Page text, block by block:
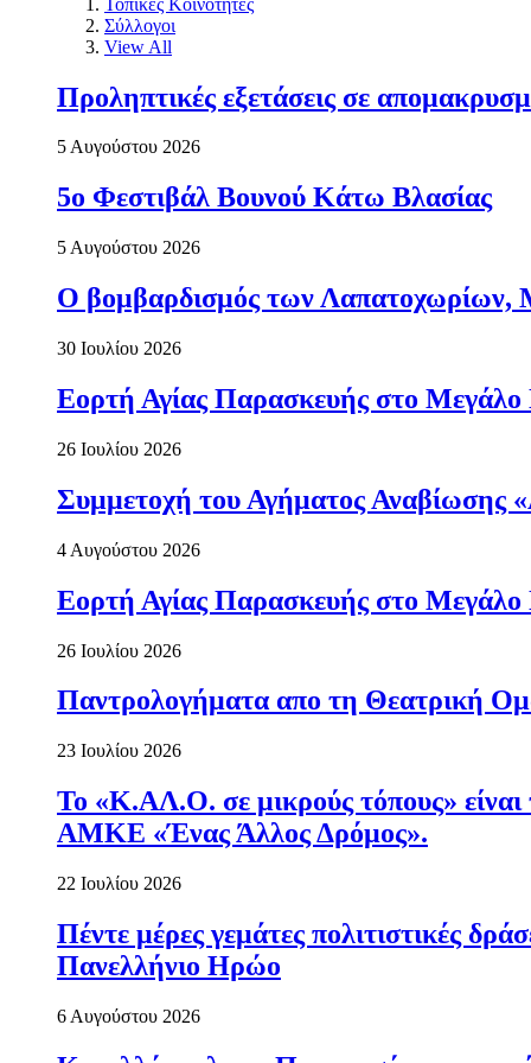
Σύλλογοι
View All
Προληπτικές εξετάσεις σε
5 Αυγούστου 2026
5ο Φεστιβάλ Βουνού Κάτω Βλασίας
5 Αυγούστου 2026
Ο βομβαρδισμός των Λαπατοχωρίων,
30 Ιουλίου 2026
Εορτή Αγίας Παρασκευής στο Μεγάλο
26 Ιουλίου 2026
Συμμετοχή του Αγήματος Αναβίωσης
4 Αυγούστου 2026
Εορτή Αγίας Παρασκευής στο Μεγάλο
26 Ιουλίου 2026
Παντρολογήματα απο τη Θεατρική
23 Ιουλίου 2026
Το «Κ.ΑΛ.Ο. σε μικρούς τόπους» είναι
ΑΜΚΕ «Ένας Άλλος Δρόμος».
22 Ιουλίου 2026
Πέντε μέρες γεμάτες πολιτιστικές
Πανελλήνιο Ηρώο
6 Αυγούστου 2026